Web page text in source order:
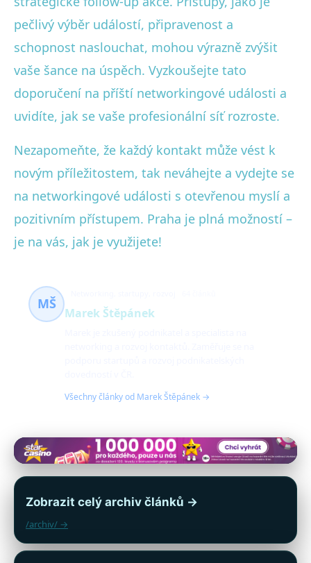
pečlivý výběr událostí, připravenost a
schopnost naslouchat, mohou výrazně zvýšit
vaše šance na úspěch. Vyzkoušejte tato
doporučení na příští networkingové události a
uvidíte, jak se vaše profesionální síť rozroste.
Nezapomeňte, že každý kontakt může vést k
novým příležitostem, tak neváhejte a vydejte se
na networkingové události s otevřenou myslí a
pozitivním přístupem. Praha je plná možností –
je na vás, jak je využijete!
MŠ
Marek Štěpánek
Všechny články od Marek Štěpánek →
Zobrazit celý archiv článků →
/archiv/ →